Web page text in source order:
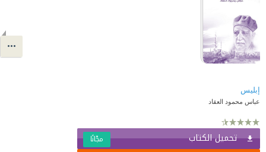
إبليس
عباس محمود العقاد
تحميل الكتاب مجّانًا